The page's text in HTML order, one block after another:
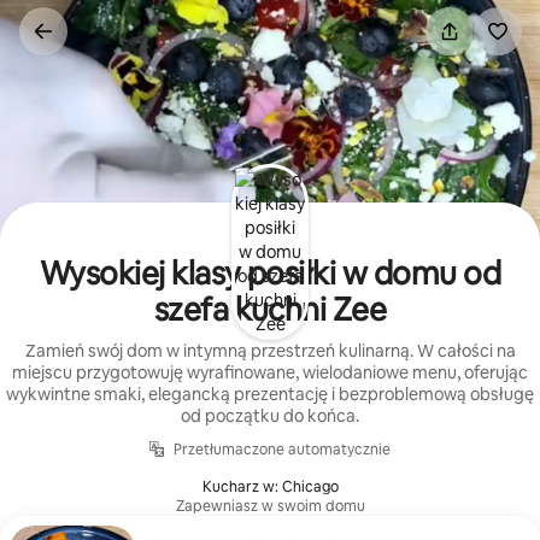
Przejdź
do
Wysokiej klasy posiłki w domu od
szefa kuchni Zee
Zamień swój dom w intymną przestrzeń kulinarną. W całości na
miejscu przygotowuję wyrafinowane, wielodaniowe menu, oferując
wykwintne smaki, elegancką prezentację i bezproblemową obsługę
od początku do końca.
Przetłumaczone automatycznie
Kucharz w: Chicago
Zapewniasz w swoim domu